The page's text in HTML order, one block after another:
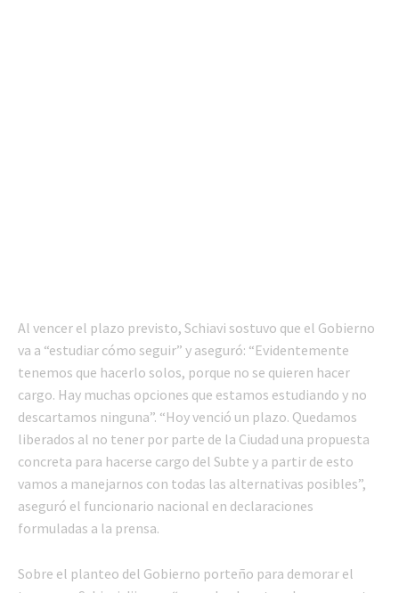
Al vencer el plazo previsto, Schiavi sostuvo que el Gobierno
va a “estudiar cómo seguir” y aseguró: “Evidentemente
tenemos que hacerlo solos, porque no se quieren hacer
cargo. Hay muchas opciones que estamos estudiando y no
descartamos ninguna”. “Hoy venció un plazo. Quedamos
liberados al no tener por parte de la Ciudad una propuesta
concreta para hacerse cargo del Subte y a partir de esto
vamos a manejarnos con todas las alternativas posibles”,
aseguró el funcionario nacional en declaraciones
formuladas a la prensa.
Sobre el planteo del Gobierno porteño para demorar el